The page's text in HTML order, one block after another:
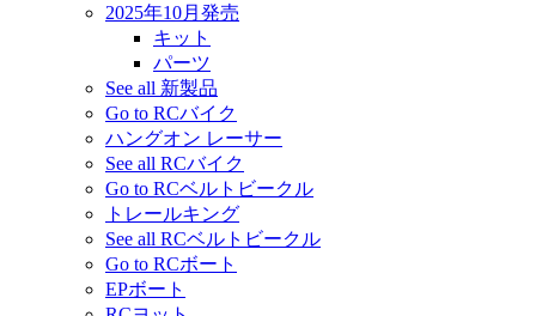
2025年10月発売
キット
パーツ
See all 新製品
Go to RCバイク
ハングオン レーサー
See all RCバイク
Go to RCベルトビークル
トレールキング
See all RCベルトビークル
Go to RCボート
EPボート